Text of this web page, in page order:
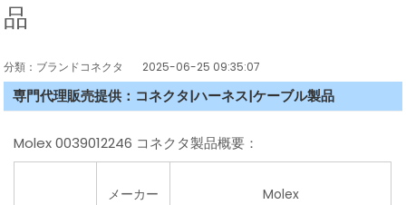
品
分類：ブランドコネクタ 2025-06-25 09:35:07
専門代理販売提供：コネクタ|ハーネス|ケーブル製品
Molex 0039012246 コネクタ製品概要：
メーカー Molex